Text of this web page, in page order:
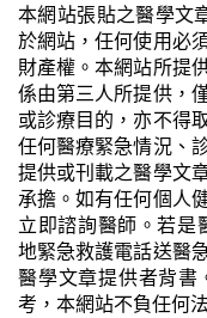
本網站張貼之醫學文
於網站，任何使用必
財產權。本網站所提
係由第三人所提供，
或診療目的，亦不得
任何醫療緊急情況、
提供或刊載之醫學文
承擔。如有任何個人
立即諮詢醫師。若是
地緊急救護電話送醫
醫學文章提供者背書
考，本網站不負任何